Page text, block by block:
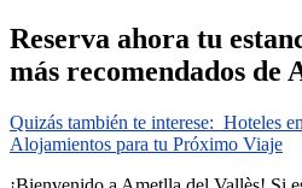
Reserva ahora tu
más recomendados de
Quizás también te interese: Hoteles
Alojamientos para tu Próximo Viaje